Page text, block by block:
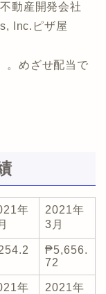
動産開発会社
Inc.ピザ屋
。めざせ配当で
年
2021年
3月
₱5,656.
72
年
2021年